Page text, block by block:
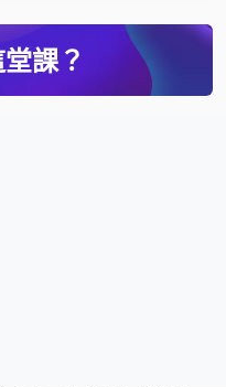
課？